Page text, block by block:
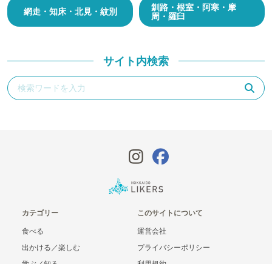
網走・知床・北見・紋別 釧路・根室・阿寒・摩
周・羅臼
サイト内検索
カテゴリー
食べる
出かける／楽しむ
このサイトについて
運営会社
プライバシーポリシー